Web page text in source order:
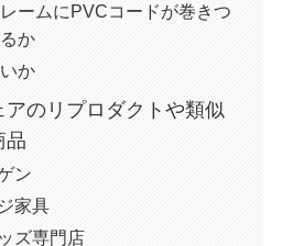
ームにPVCコードが巻きつ
か
か
アのリプロダクトや類似
品
ン
家具
ズ専門店